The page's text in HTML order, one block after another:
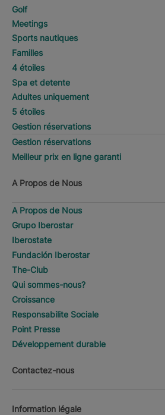
Golf
Meetings
Sports nautiques
Familles
4 étoiles
Spa et detente
Adultes uniquement
5 étoiles
Gestion réservations
Gestion réservations
Meilleur prix en ligne garanti
A Propos de Nous
A Propos de Nous
Grupo Iberostar
Iberostate
Fundación Iberostar
The-Club
Qui sommes-nous?
Croissance
Responsabilite Sociale
Point Presse
Développement durable
Contactez-nous
Information légale